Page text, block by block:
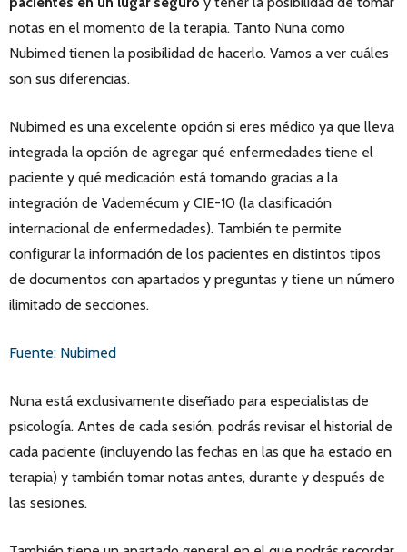
notas en el momento de la terapia. Tanto Nuna como
Nubimed tienen la posibilidad de hacerlo. Vamos a ver cuáles
son sus diferencias.
Nubimed es una excelente opción si eres médico ya que lleva
integrada la opción de agregar qué enfermedades tiene el
paciente y qué medicación está tomando gracias a la
integración de Vademécum y CIE-10 (la clasificación
internacional de enfermedades). También te permite
configurar la información de los pacientes en distintos tipos
de documentos con apartados y preguntas y tiene un número
ilimitado de secciones.
Fuente: Nubimed
Nuna está exclusivamente diseñado para especialistas de
psicología. Antes de cada sesión, podrás revisar el historial de
cada paciente (incluyendo las fechas en las que ha estado en
terapia) y también tomar notas antes, durante y después de
las sesiones.